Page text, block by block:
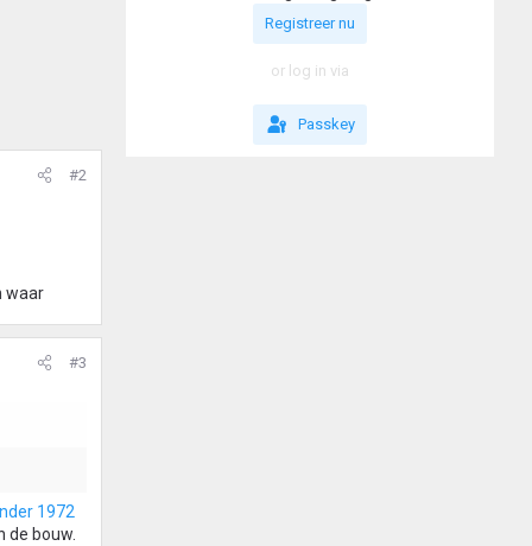
#2
waar
#3
1972
bouw.
Registreer nu
or log in via
Passkey